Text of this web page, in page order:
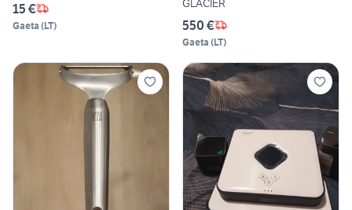
15 €
Gaeta (LT)
GLACIER
550 €
Gaeta (LT)